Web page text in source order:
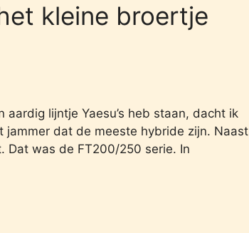
kleine broertje
lijntje Yaesu’s heb staan, dacht ik
jammer dat de meeste hybride zijn. Naast
Dat was de FT200/250 serie. In